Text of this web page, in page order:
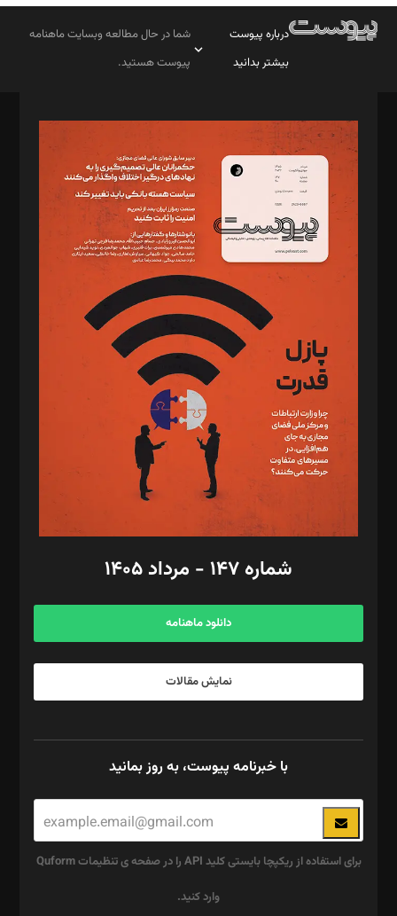
درباره پیوست
بیشتر بدانید
شما در حال مطالعه وبسایت ماهنامه
پیوست هستید.
مدیر مسئول: محمدباقر اثنی‌عشری
سردبیر: مهرک محمودی
دبیر تحریریه: میثم قاسمی
د‌بیر ناداستان: سمانه سمیع
د‌بیر خدمت و تجارت: ابوالفضل رجبی
د‌بیر حقوق فناوری: حسام‌الدین ایپکچی
د‌بیر پیوست جهان: مینا پاکدل
د‌بیر تحریریه آنلاین: بابک نقاش
تحریریه‌: مجتبی محمود‌ی، آرش برهمند، یسنا امان‌پور، سروش کرمیان،
مصطفی مسجدی آرانی، ابوالفضل رجبی، زهرا فکرانه، فائزه فتحی
رستمی،مصطفی باستان
ویرایش: نگار استاد‌‌آقا
طراح یونیفرم: مجید توکلی
فیلمبرداری و عکاسی: امیر شفیعی، مانی لطفی زاده
گرافیک و صفحه‌آرایی: سید‌سبحان‌علی ثابت
مد‌یر توسعه تجاری: کامبیز برید‌
امور مالی: شاپور رهبری، محمد‌ کاظمی‌نیا
آگهی و مشترکین: ۰۹۱۹۹۹۹۰۴۵۴
شماره ۱۴۷ - مرداد ۱۴۰۵
دانلود ماهنامه
نمایش مقالات
با خبرنامه پیوست، به روز بمانید
برای استفاده از ریکپچا بایستی کلید API را در صفحه ی تنظیمات Quform
وارد کنید.